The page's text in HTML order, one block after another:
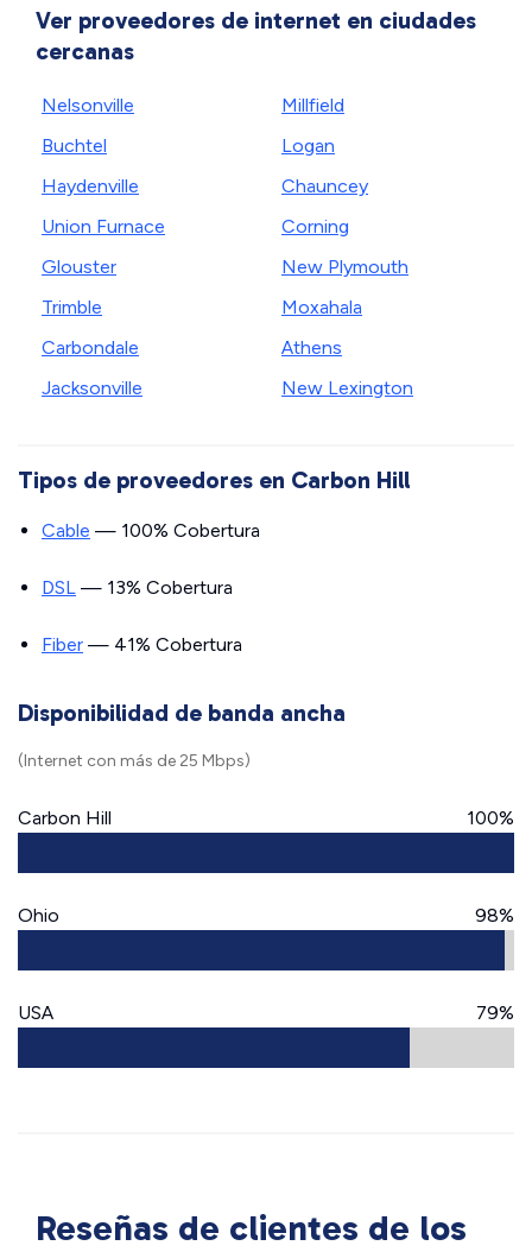
Ver proveedores de internet en ciudades
cercanas
Nelsonville
Buchtel
Haydenville
Union Furnace
Glouster
Trimble
Carbondale
Jacksonville
Millfield
Logan
Chauncey
Corning
New Plymouth
Moxahala
Athens
New Lexington
Tipos de proveedores en Carbon Hill
Cable — 100% Cobertura
DSL — 13% Cobertura
Fiber — 41% Cobertura
Disponibilidad de banda ancha
(Internet con más de 25 Mbps)
Carbon Hill 100%
Ohio 98%
USA 79%
Reseñas de clientes de los